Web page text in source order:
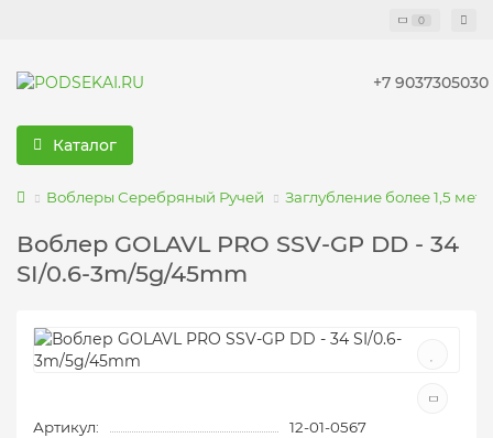
0
+7 9037305030
Каталог
Воблеры Серебряный Ручей Заглубление более 1,5
Воблер GOLAVL PRO SSV-GP DD - 34
SI/0.6-3m/5g/45mm
Артикул:
12-01-0567